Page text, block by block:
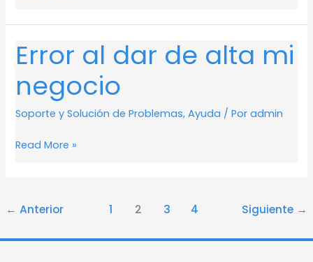
Error al dar de alta mi
negocio
Soporte y Solución de Problemas,Ayuda / Poradmin
Error
al
dar
alta
negocio
Read More »
← Anterior 1 2 3 4 Siguiente →